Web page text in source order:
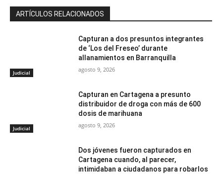
ARTÍCULOS RELACIONADOS
Judicial
Capturan a dos presuntos integrantes
de ‘Los del Freseo’ durante
allanamientos en Barranquilla
agosto 9, 2026
Judicial
Capturan en Cartagena a presunto
distribuidor de droga con más de 600
dosis de marihuana
agosto 9, 2026
Dos jóvenes fueron capturados en
Cartagena cuando, al parecer,
intimidaban a ciudadanos para robarlos